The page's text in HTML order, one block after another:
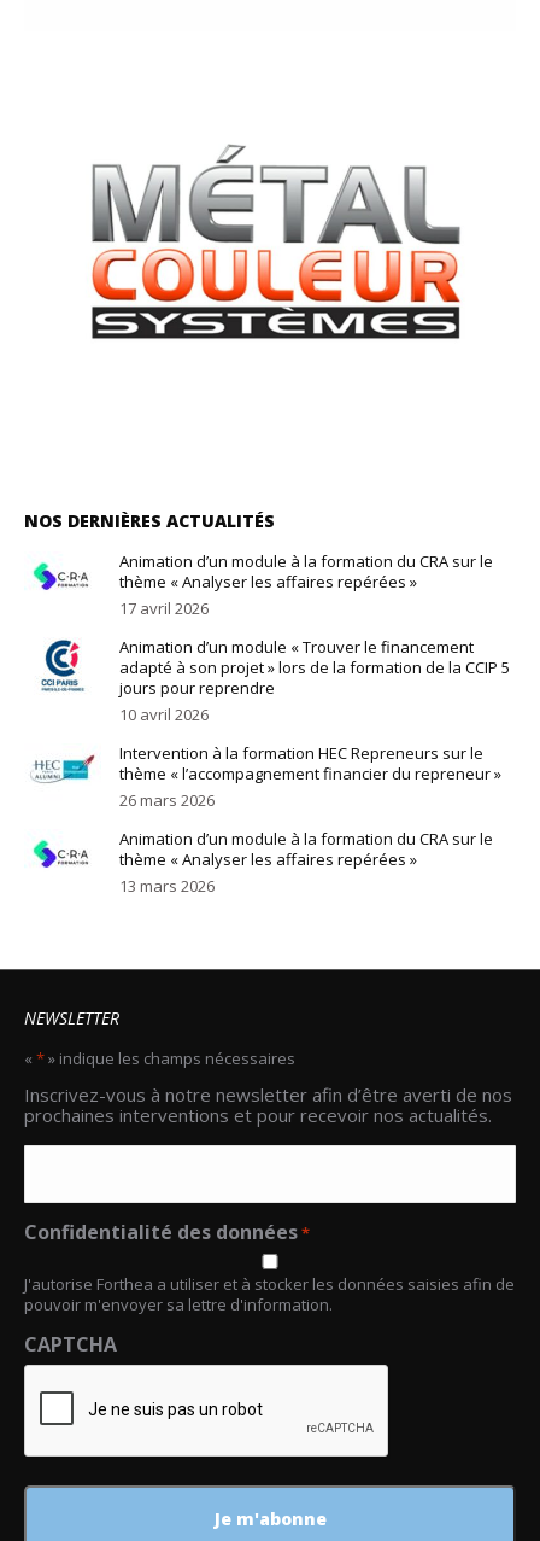
NOS DERNIÈRES ACTUALITÉS
Animation d’un module à la formation du CRA sur le
thème « Analyser les affaires repérées »
17 avril 2026
Animation d’un module « Trouver le financement
adapté à son projet » lors de la formation de la CCIP 5
jours pour reprendre
10 avril 2026
Intervention à la formation HEC Repreneurs sur le
thème « l’accompagnement financier du repreneur »
26 mars 2026
Animation d’un module à la formation du CRA sur le
thème « Analyser les affaires repérées »
13 mars 2026
NEWSLETTER
« *» indique les champs nécessaires
*
Inscrivez-vous à notre newsletter afin d’être averti de nos
prochaines interventions et pour recevoir nos actualités.
Confidentialité des données*
J'autorise Forthea a utiliser et à stocker les données saisies afin de
pouvoir m'envoyer sa lettre d'information.
CAPTCHA